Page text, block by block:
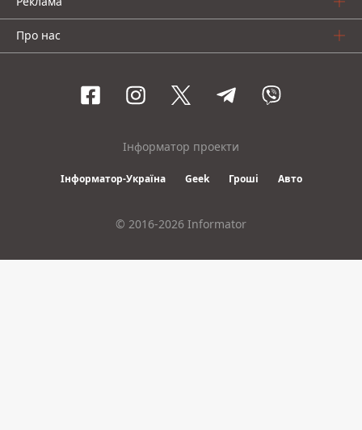
Про нас
Інформатор проекти
Інформатор-Україна Geek Гроші Авто
© 2016-2026 Informator